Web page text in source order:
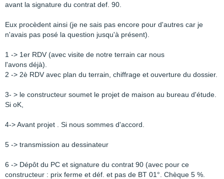
avant la signature du contrat def. 90.
Eux procèdent ainsi (je ne sais pas encore pour d'autres car je
n'avais pas posé la question jusqu'à présent).
1 -> 1er RDV (avec visite de notre terrain car nous
l'avons déjà).
2 -> 2è RDV avec plan du terrain, chiffrage et ouverture du dossier.
3- > le constructeur soumet le projet de maison au bureau d'étude.
Si oK,
4-> Avant projet . Si nous sommes d'accord.
5 -> transmission au dessinateur
6 -> Dépôt du PC et signature du contrat 90 (avec pour ce
constructeur : prix ferme et déf. et pas de BT 01°. Chèque 5 %.